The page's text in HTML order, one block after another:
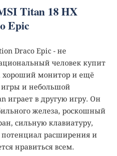
Titan 18 HX
Epic
Draco Epic - не
человек купит
монитор и ещё
игры и небольшой
играет в другую игру. Он
железа, роскошный
сильную клавиатуру,
расширения и
нравиться всем.